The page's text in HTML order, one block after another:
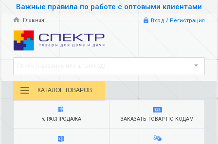
Важные правила по работе с оптовыми клиентами
Главная Вход / Регистрация
КАТАЛОГ ТОВАРОВ
% РАСПРОДАЖА ЗАКАЗАТЬ ТОВАР ПО КОДАМ